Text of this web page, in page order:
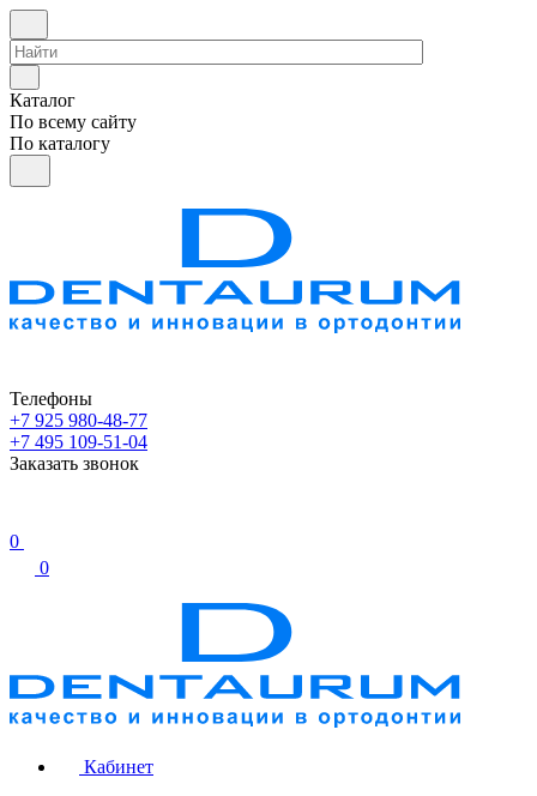
Каталог
По всему сайту
По каталогу
Телефоны
+7 925 980-48-77
+7 495 109-51-04
Заказать звонок
0
0
Кабинет